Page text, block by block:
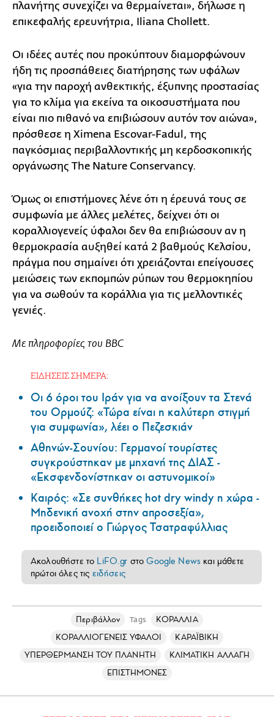
πλανήτης συνεχίζει να θερμαίνεται», δήλωσε η
επικεφαλής ερευνήτρια, Iliana Chollett.
Οι ιδέες αυτές που προκύπτουν διαμορφώνουν
ήδη τις προσπάθειες διατήρησης των υφάλων
«για την παροχή ανθεκτικής, έξυπνης προστασίας
για το κλίμα για εκείνα τα οικοσυστήματα που
είναι πιο πιθανό να επιβιώσουν αυτόν τον αιώνα»,
πρόσθεσε η Ximena Escovar-Fadul, της
παγκόσμιας περιβαλλοντικής μη κερδοσκοπικής
οργάνωσης The Nature Conservancy.
Όμως οι επιστήμονες λένε ότι η έρευνά τους σε
συμφωνία με άλλες μελέτες, δείχνει ότι οι
κοραλλιογενείς ύφαλοι δεν θα επιβιώσουν αν η
θερμοκρασία αυξηθεί κατά 2 βαθμούς Κελσίου,
πράγμα που σημαίνει ότι χρειάζονται επείγουσες
μειώσεις των εκπομπών ρύπων του θερμοκηπίου
για να σωθούν τα κοράλλια για τις μελλοντικές
γενιές.
Με πληροφορίες του BBC
ΕΙΔΗΣΕΙΣ ΣΗΜΕΡΑ:
Οι 6 όροι του Ιράν για να ανοίξουν τα Στενά
του Ορμούζ: «Τώρα είναι η καλύτερη στιγμή
για συμφωνία», λέει ο Πεζεσκιάν
Αθηνών-Σουνίου: Γερμανοί τουρίστες
συγκρούστηκαν με μηχανή της ΔΙΑΣ -
«Εκσφενδονίστηκαν οι αστυνομικοί»
Καιρός: «Σε συνθήκες hot dry windy η χώρα -
Μηδενική ανοχή στην απροσεξία»,
προειδοποιεί ο Γιώργος Τσατραφύλλιας
Ακολουθήστε το LiFO.gr στοGoogle News και μάθετε
πρώτοι όλες τις ειδήσεις
Περιβάλλον Tags
ΚΟΡΑΛΛΙΑ
ΚΟΡΑΛΛΙΟΓΕΝΕΙΣ ΥΦΑΛΟΙ
ΚΑΡΑΪΒΙΚΗ
ΥΠΕΡΘΕΡΜΑΝΣΗ ΤΟΥ ΠΛΑΝΗΤΗ
ΚΛΙΜΑΤΙΚΗ ΑΛΛΑΓΗ
ΕΠΙΣΤΗΜΟΝΕΣ